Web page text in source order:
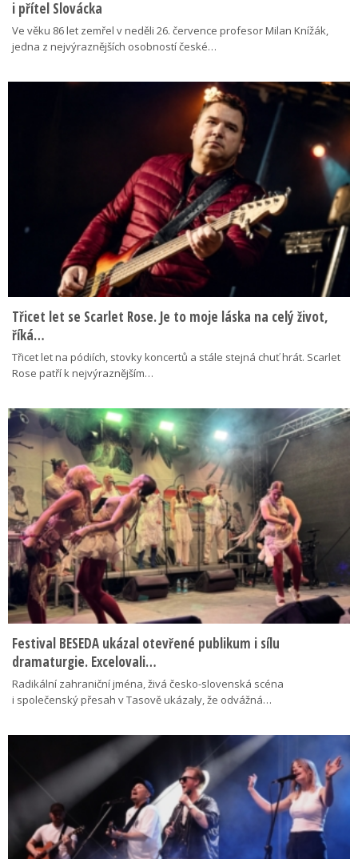
i přítel Slovácka
Ve věku 86 let zemřel v neděli 26. července profesor Milan Knížák,
jedna z nejvýraznějších osobností české…
Třicet let se Scarlet Rose. Je to moje láska na celý život,
říká…
Třicet let na pódiích, stovky koncertů a stále stejná chuť hrát. Scarlet
Rose patří k nejvýraznějším…
Festival BESEDA ukázal otevřené publikum i sílu
dramaturgie. Excelovali…
Radikální zahraniční jména, živá česko-slovenská scéna
i společenský přesah v Tasově ukázaly, že odvážná…